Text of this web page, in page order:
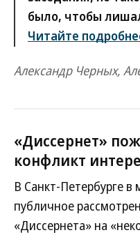
было, чтобы
Читайте
Александр Черных,
«Диссернет»
конфликт
В Санкт-Петербурге в
публичное
«Диссернета» на